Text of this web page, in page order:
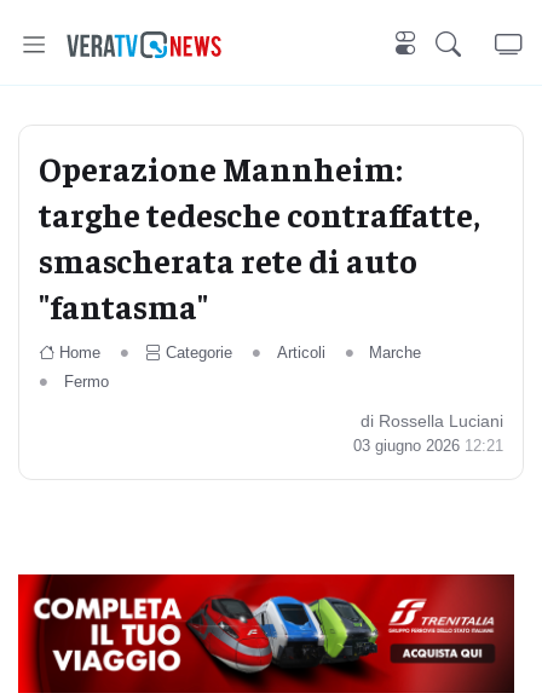
Operazione Mannheim:
targhe tedesche contraffatte,
smascherata rete di auto
"fantasma"
Home Categorie Articoli
Marche
Fermo
di Rossella Luciani
03 giugno 2026 12:21